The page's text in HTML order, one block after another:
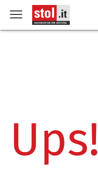
Ups!